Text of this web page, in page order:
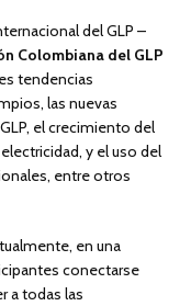
del GLP –
Colombiana del GLP
tendencias
las nuevas
el crecimiento del
y el uso del
entre otros
en una
conectarse
a todas las